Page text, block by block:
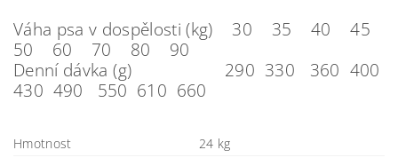
Váha psa v dospělosti (kg) 30 35 40 45
50 60 70 80 90
Denní dávka (g) 290 330 360 400
430 490 550 610 660
Hmotnost
24 kg